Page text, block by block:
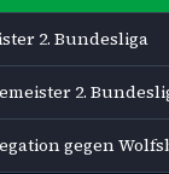
2. Bundesliga
2.
gegen